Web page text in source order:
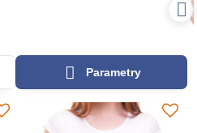
Parametry